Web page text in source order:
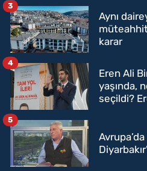
Aynı
karar
3
Eren Ali
yaşında,
seçildi?
4
Avrupa’da
5